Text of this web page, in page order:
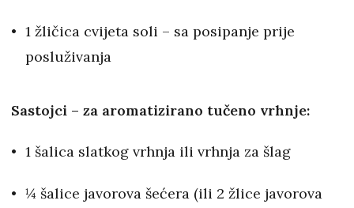
1 žličica cvijeta soli – sa posipanje prije
posluživanja
Sastojci – za aromatizirano tučeno vrhnje:
1 šalica slatkog vrhnja ili vrhnja za šlag
¼ šalice javorova šećera (ili 2 žlice javorova